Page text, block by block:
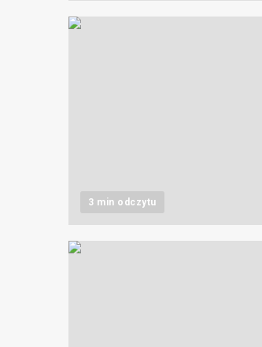
3 min odczytu